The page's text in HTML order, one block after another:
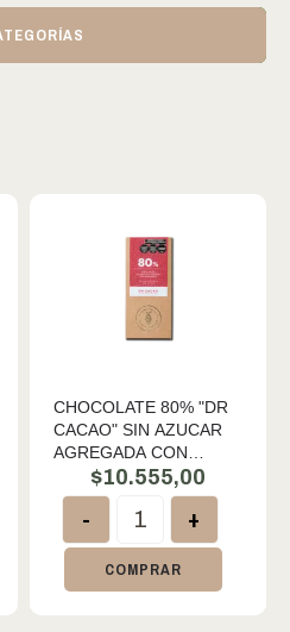
CHOCOLATE 80% "DR
CACAO" SIN AZUCAR
AGREGADA CON
ALMENDRAS X 50GR
$10.555,00
- +
COMPRAR